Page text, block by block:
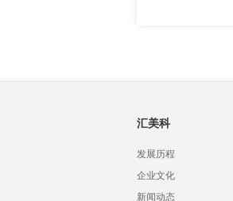
汇美科
发展历程
企业文化
新闻动态